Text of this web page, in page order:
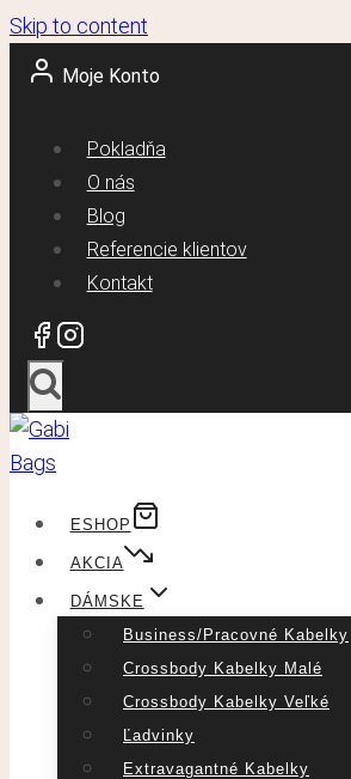
Skip to content
Moje Konto
Pokladňa
O nás
Blog
Referencie klientov
Kontakt
ESHOP
AKCIA
DÁMSKE
Business/pracovné Kabelky
Crossbody Kabelky Malé
Crossbody Kabelky Veľké
Ľadvinky
Extravagantné Kabelky